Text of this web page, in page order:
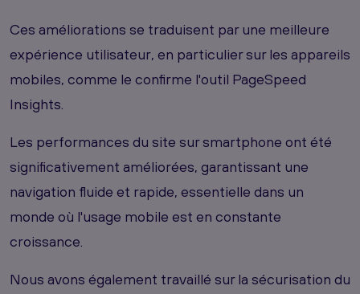
Ces améliorations se traduisent par une meilleure
expérience utilisateur, en particulier sur les appareils
mobiles, comme le confirme l'outil PageSpeed
Insights.
Les performances du site sur smartphone ont été
significativement améliorées, garantissant une
navigation fluide et rapide, essentielle dans un
monde où l'usage mobile est en constante
croissance.
Nous avons également travaillé sur la sécurisation du